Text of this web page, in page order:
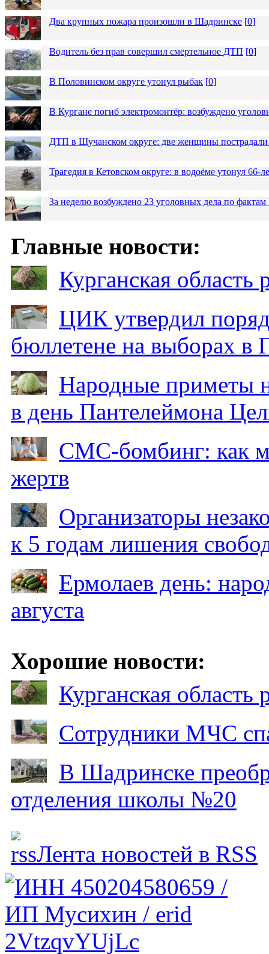
Два крупных пожара произошли в Шадринске [0]
Водитель без прав совершил смертельное ДТП [0]
В Половинском округе утонул рыбак [0]
В Кургане погиб электромонтёр: возбуждено
ДТП в Щучанском округе: две женщины пострадали
Трагедия в Кетовском округе: в водоёме утонул 66-
За неделю возбуждено 23 уголовных дела по
Главные новости:
Курганская
ЦИК утвердил
бюллетене на выборах в
Народные приметы
в день Пантелеймона
СМС-бомбинг: как
жертв
Организаторы
к 5 годам лишения
Ермолаев день:
августа
Хорошие новости:
Курганская
Сотрудники МЧС
В Шадринске
отделения школы №20
Лента новостей в RSS